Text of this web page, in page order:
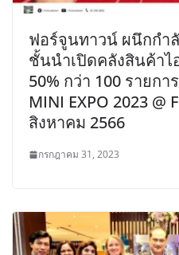
ฟอร์จูนทาวน์ ผนึกกำ
ชั้นนำเปิดคลังสินค้า
50% กว่า 100 รายกา
MINI EXPO 2023 @
สิงหาคม 2566
กรกฎาคม 31, 2023